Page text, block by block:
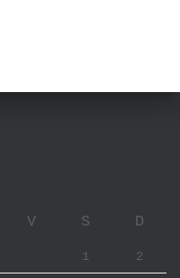
V S D
1 2